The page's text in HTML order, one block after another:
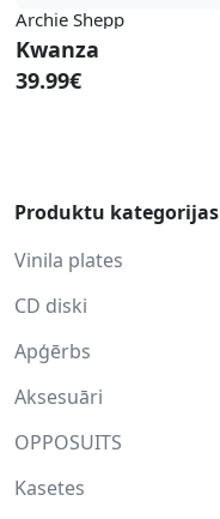
Archie Shepp
Kwanza
39.99€
Produktu kategorijas
Vinila plates
CD diski
Apģērbs
Aksesuāri
OPPOSUITS
Kasetes